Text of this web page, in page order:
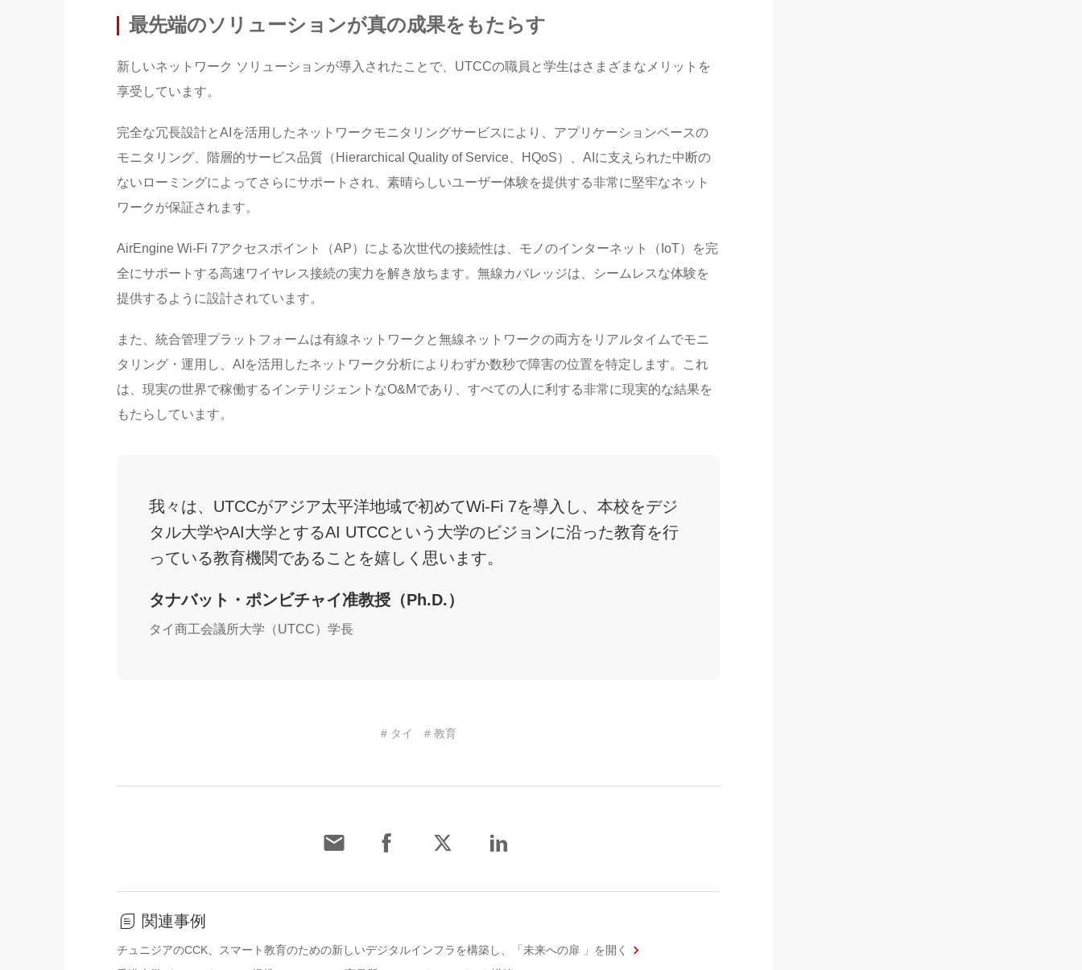
最先端のソリューションが真の成果をもたらす
新しいネットワーク ソリューションが導入されたことで、UTCCの職員と学生はさまざまなメリットを
享受しています。
完全な冗長設計とAIを活用したネットワークモニタリングサービスにより、アプリケーションベースの
モニタリング、階層的サービス品質（Hierarchical Quality of Service、HQoS）、AIに支えられた中断の
ないローミングによってさらにサポートされ、素晴らしいユーザー体験を提供する非常に堅牢なネット
ワークが保証されます。
AirEngine Wi-Fi 7アクセスポイント（AP）による次世代の接続性は、モノのインターネット（IoT）を完
全にサポートする高速ワイヤレス接続の実力を解き放ちます。無線カバレッジは、シームレスな体験を
提供するように設計されています。
また、統合管理プラットフォームは有線ネットワークと無線ネットワークの両方をリアルタイムでモニ
タリング・運用し、AIを活用したネットワーク分析によりわずか数秒で障害の位置を特定します。これ
は、現実の世界で稼働するインテリジェントなO&Mであり、すべての人に利する非常に現実的な結果を
もたらしています。
我々は、UTCCがアジア太平洋地域で初めてWi-Fi 7を導入し、本校をデジ
タル大学やAI大学とするAI UTCCという大学のビジョンに沿った教育を行
っている教育機関であることを嬉しく思います。
タナバット・ポンビチャイ准教授（Ph.D.）
タイ商工会議所大学（UTCC）学長
# タイ # 教育
関連事例
チュニジアのCCK、スマート教育のための新しいデジタルインフラを構築し、「未来への扉 」を開く